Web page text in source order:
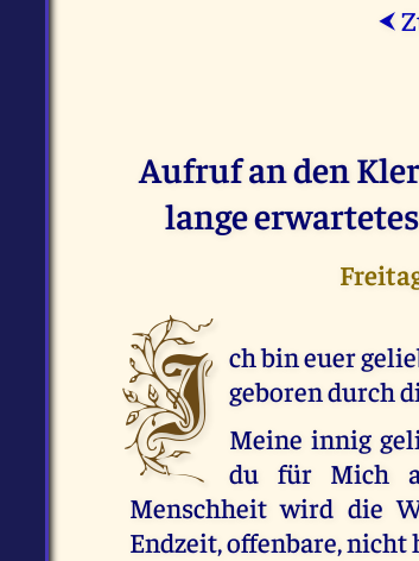
⮜
Aufruf an den
lange
I ch bin euer
geboren durch
Meine innig
du für Mich
Menschheit wird die
Endzeit, offenbare, nicht